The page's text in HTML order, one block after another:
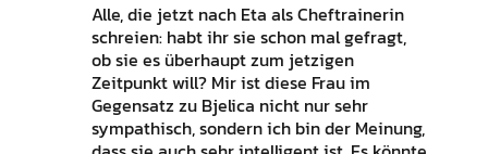
Alle, die jetzt nach Eta als Cheftrainerin
schreien: habt ihr sie schon mal gefragt,
ob sie es überhaupt zum jetzigen
Zeitpunkt will? Mir ist diese Frau im
Gegensatz zu Bjelica nicht nur sehr
sympathisch, sondern ich bin der Meinung,